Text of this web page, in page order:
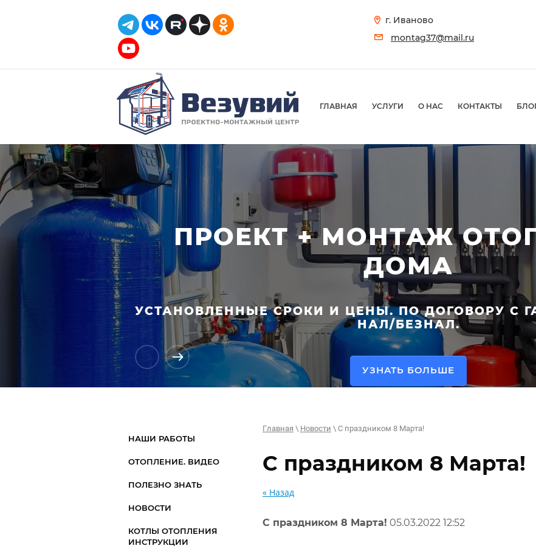
г. Иваново
montag37@mail.ru
ГЛАВНАЯ УСЛУГИ О НАС КОНТАКТЫ
ПРОЕКТ + МОНТАЖ
ДОМА
УСТАНОВЛЕННЫЕ СРОКИ И ЦЕНЫ. ПО ДОГОВОРУ С
НАЛ/БЕЗНАЛ.
УЗНАТЬ БОЛЬШЕ
НАШИ РАБОТЫ
ОТОПЛЕНИЕ. ВИДЕО
ПОЛЕЗНО ЗНАТЬ
НОВОСТИ
КОТЛЫ ОТОПЛЕНИЯ
ИНСТРУКЦИИ
Главная \ Новости \ С праздником 8 Марта!
С праздником 8 Марта!
« Назад
С праздником 8 Марта! 05.03.2022 12:52